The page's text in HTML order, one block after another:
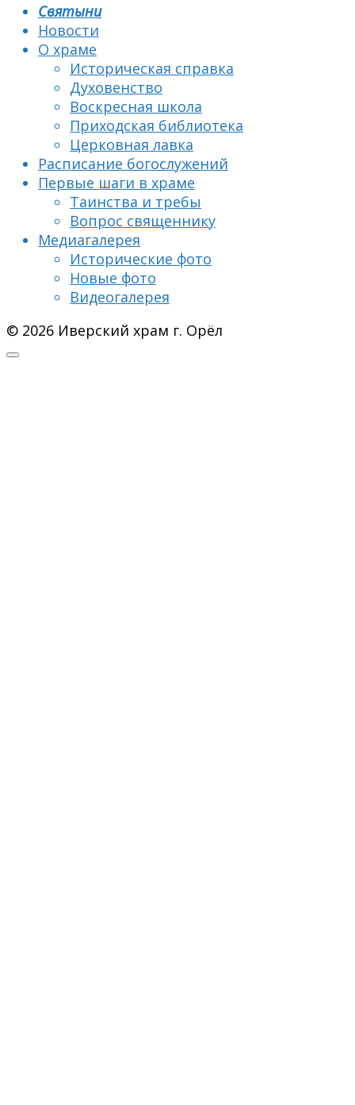
Святыни
Новости
О храме
Историческая справка
Духовенство
Воскресная школа
Приходская библиотека
Церковная лавка
Расписание богослужений
Первые шаги в храме
Таинства и требы
Вопрос священнику
Медиагалерея
Исторические фото
Новые фото
Видеогалерея
© 2026 Иверский храм г. Орёл